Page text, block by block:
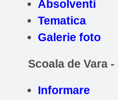
Absolventi
Tematica
Galerie foto
Scoala de Vara -
Informare